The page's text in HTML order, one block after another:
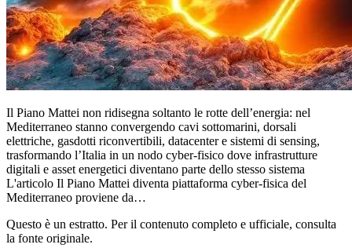
Il Piano Mattei non ridisegna soltanto le rotte dell’energia: nel
Mediterraneo stanno convergendo cavi sottomarini, dorsali
elettriche, gasdotti riconvertibili, datacenter e sistemi di sensing,
trasformando l’Italia in un nodo cyber-fisico dove infrastrutture
digitali e asset energetici diventano parte dello stesso sistema
L'articolo Il Piano Mattei diventa piattaforma cyber-fisica del
Mediterraneo proviene da…
Questo è un estratto. Per il contenuto completo e ufficiale, consulta
la fonte originale.